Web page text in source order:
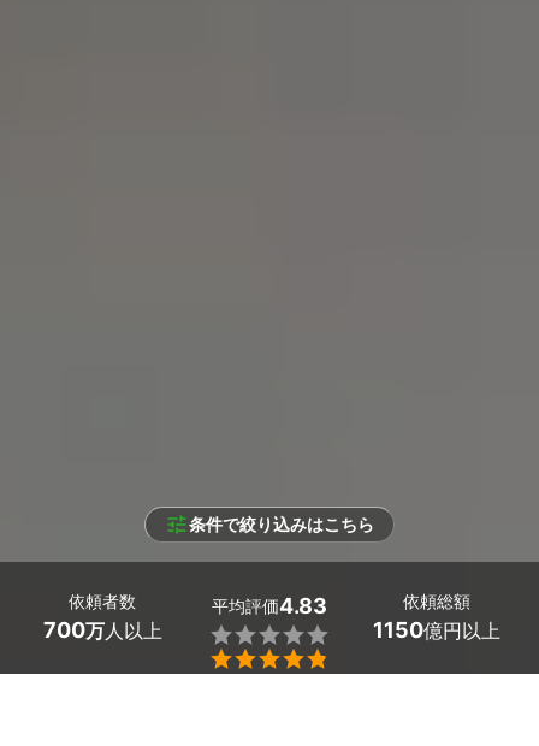
条件で絞り込みはこちら
依頼者数
700万人以上
平均評価4.83


依頼総額
1150億円以上